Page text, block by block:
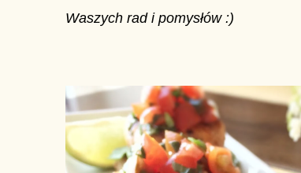
Waszych rad i pomysłów :)